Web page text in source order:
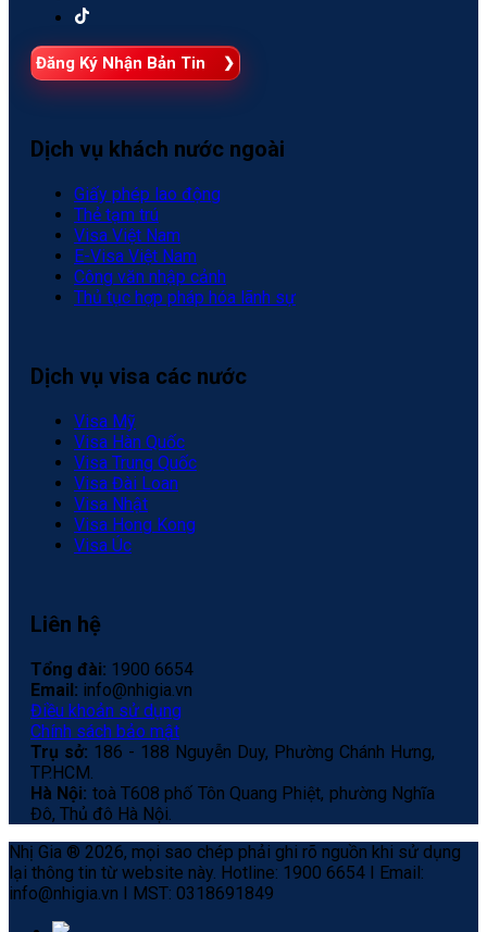
Đăng Ký Nhận Bản Tin
Dịch vụ khách nước ngoài
Giấy phép lao động
Thẻ tạm trú
Visa Việt Nam
E-Visa Việt Nam
Công văn nhập cảnh
Thủ tục hợp pháp hóa lãnh sự
Dịch vụ visa các nước
Visa Mỹ
Visa Hàn Quốc
Visa Trung Quốc
Visa Đài Loan
Visa Nhật
Visa Hong Kong
Visa Úc
Liên hệ
Tổng đài: 1900 6654
Email: info@nhigia.vn
Điều khoản sử dụng
Chính sách bảo mật
Trụ sở: 186 - 188 Nguyễn Duy, Phường Chánh Hưng,
TP.HCM.
Hà Nội: toà T608 phố Tôn Quang Phiệt, phường Nghĩa
Đô, Thủ đô Hà Nội.
Nhị Gia ® 2026, mọi sao chép phải ghi rõ nguồn khi sử dụng
lại thông tin từ website này. Hotline: 1900 6654 I Email:
info@nhigia.vn I MST: 0318691849